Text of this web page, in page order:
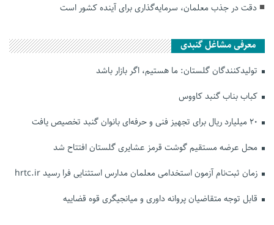
دقت در جذب معلمان، سرمایه‌گذاری برای آینده کشور است
معرفی مشاغل گنبدی
تولیدکنندگان گلستان: ما هستیم، اگر بازار باشد
کباب بناب گنبد کاووس
محل عرضه مستقیم گوشت قرمز عشایری گلستان افتتاح شد
زمان ثبت‌نام آزمون استخدامی معلمان مدارس استثنایی فرا رسید hrtc.ir
قابل توجه متقاضیان پروانه داوری و میانجیگری قوه قضاییه